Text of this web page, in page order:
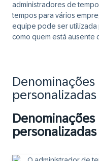
administradores de
tempos para vários
equipe pode ser utilizada
como quem está ausente
Denominações
personalizadas
Denominações
personalizadas